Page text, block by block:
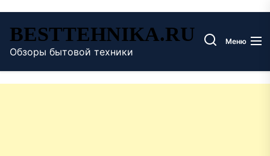
содержимому
BESTTEHNIKA.RU
Обзоры бытовой техники
Меню